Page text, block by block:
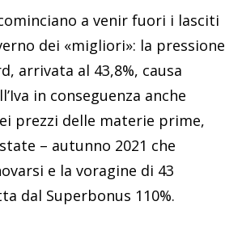
a venir fuori i lasciti
dei «migliori»: la pressione
arrivata al 43,8%, causa
in conseguenza anche
prezzi delle materie prime,
– autunno 2021 che
e la voragine di 43
dal Superbonus 110%.